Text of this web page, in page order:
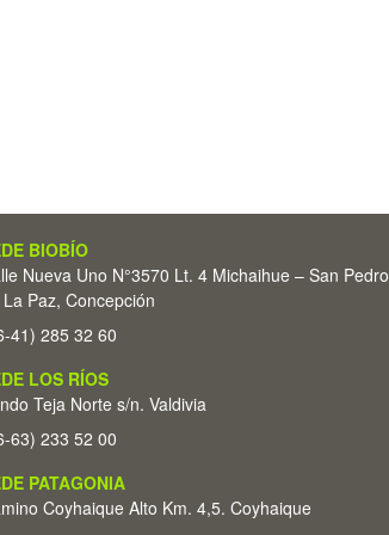
BIOBÍO
Nueva Uno N°3570 Lt. 4 Michaihue – San Pedro
Paz, Concepción
41) 285 32 60
LOS RÍOS
Teja Norte s/n. Valdivia
63) 233 52 00
PATAGONIA
Coyhaique Alto Km. 4,5. Coyhaique